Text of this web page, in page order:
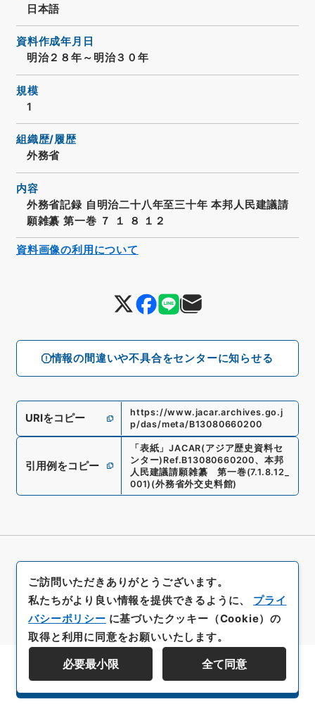
情報の間違いや不具合をセンターに知らせる
日本語
資料作成年月日
明治２８年～明治３０年
規模
1
組織歴/履歴
外務省
内容
外務省記録 自明治二十八年至三十年 本邦人民建議請
願雑纂 第一巻 ７ １ ８ １２
URIをコピー
https://www.jacar.archives.go.j
p/das/meta/B13080660200
引用例をコピー
「表紙 」JACAR(アジア歴史資料セ
ンター) Ref.B13080660200、 本邦
人民建議請願雑纂 第一巻(7.1.8.12_
001) (外務省外交史料館)
資料画像の利用について
資料群階層を表示する
ご訪問いただきありがとうございます。
私たちがより良い情報を提供できるように、 プライ
バシーポリシー に基づいたクッキー（Cookie）の
取得と利用に同意をお願いいたします。
必要最小限 全て同意